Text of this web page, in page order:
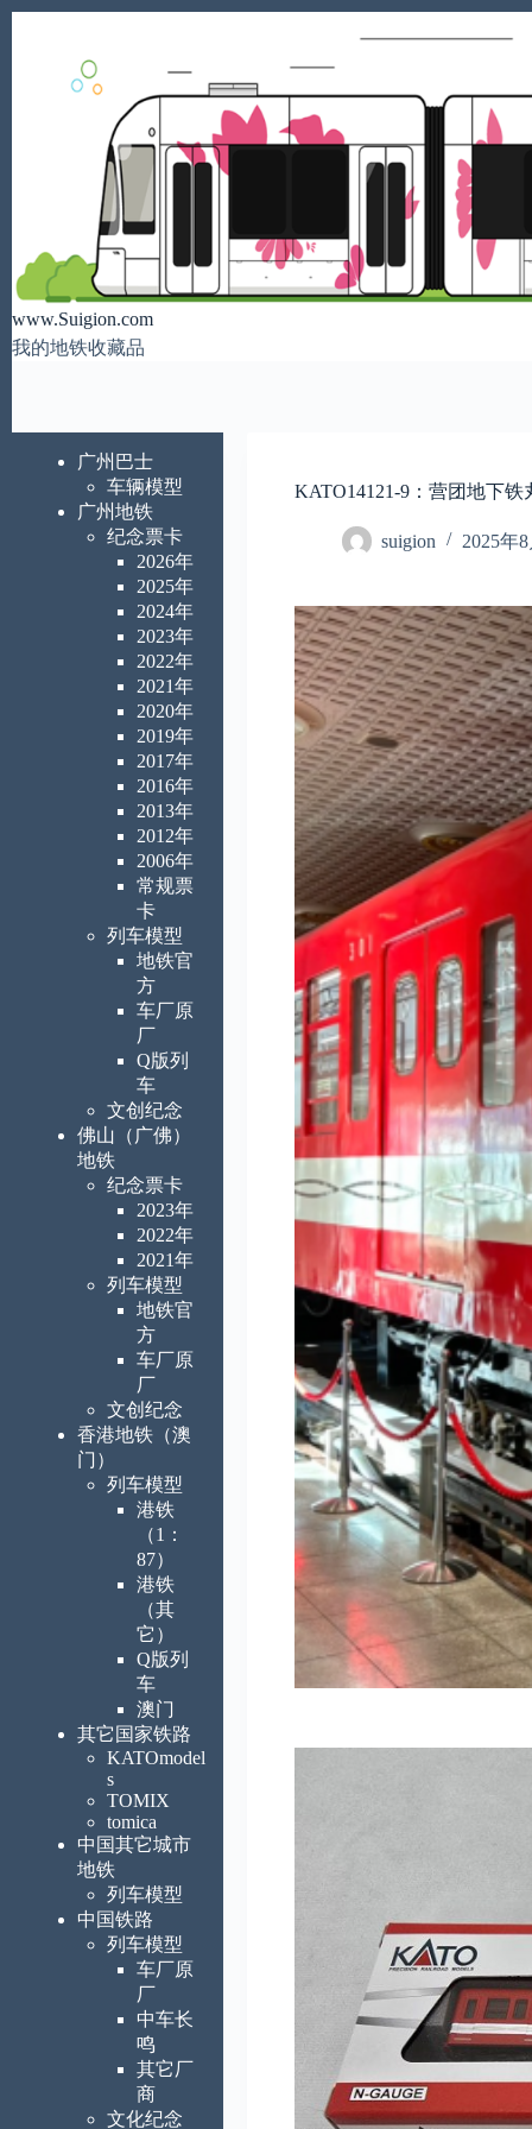
www.Suigion.com
我的地铁收藏品
KATO14121-9：营团地下铁
suigion 2025年
广州巴士
车辆模型
广州地铁
纪念票卡
2026年
2025年
2024年
2023年
2022年
2021年
2020年
2019年
2017年
2016年
2013年
2012年
2006年
常规票
卡
列车模型
地铁官
方
车厂原
厂
Q版列
车
文创纪念
佛山（广佛）
地铁
纪念票卡
2023年
2022年
2021年
列车模型
地铁官
方
车厂原
厂
文创纪念
香港地铁（澳
门）
列车模型
港铁
（1：
87）
港铁
（其
它）
Q版列
车
澳门
其它国家铁路
KATOmodel
s
TOMIX
tomica
中国其它城市
地铁
列车模型
中国铁路
列车模型
车厂原
厂
中车长
鸣
其它厂
商
文化纪念